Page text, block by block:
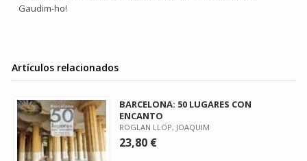
Gaudim-ho!
Artículos relacionados
BARCELONA: 50 LUGARES CON
ENCANTO
ROGLAN LLOP, JOAQUIM
23,80 €